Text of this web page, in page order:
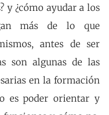
y ¿cómo ayudar a los
más de lo que
antes de ser
son algunas de las
en la formación
es poder orientar y